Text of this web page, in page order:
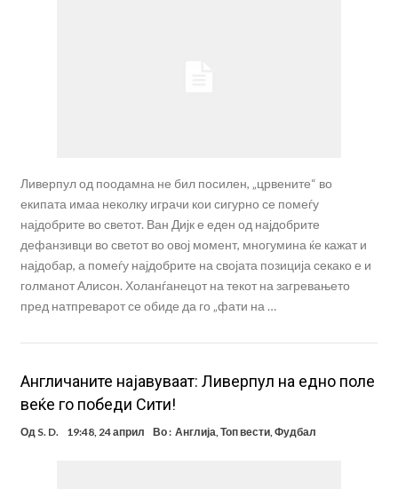
Ливерпул од поодамна не бил посилен, „црвените“ во
екипата имаа неколку играчи кои сигурно се помеѓу
најдобрите во светот. Ван Дијк е еден од најдобрите
дефанзивци во светот во овој момент, многумина ќе кажат и
најдобар, а помеѓу најдобрите на својата позиција секако е и
голманот Алисон. Холанѓанецот на текот на загревањето
пред натпреварот се обиде да го „фати на …
Англичаните најавуваат: Ливерпул на едно поле
веќе го победи Сити!
Од S. D. 19:48, 24 април Во : Англија,Топ вести,Фудбал